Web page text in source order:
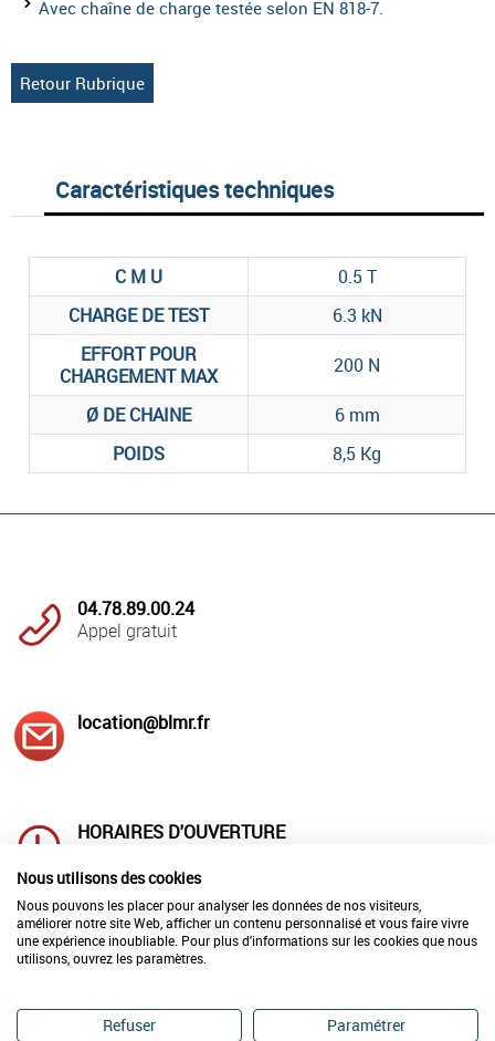
Avec chaîne de charge testée selon EN 818-7.
Retour Rubrique
Caractéristiques techniques
C M U
0.5 T
CHARGE DE TEST
6.3 kN
EFFORT POUR
CHARGEMENT MAX
200 N
Ø DE CHAINE
6 mm
POIDS
8,5 Kg
04.78.89.00.24
Appel gratuit
location@blmr.fr
HORAIRES D'OUVERTURE
et 14h à 18h00
Vendredi : 8h00 à 12h00 et 14h00 à 17h00
en 24h00
Nous utilisons des cookies
Nous pouvons les placer pour analyser les données de nos visiteurs,
améliorer notre site Web, afficher un contenu personnalisé et vous faire vivre
une expérience inoubliable. Pour plus d'informations sur les cookies que nous
utilisons, ouvrez les paramètres.
Refuser Paramétrer